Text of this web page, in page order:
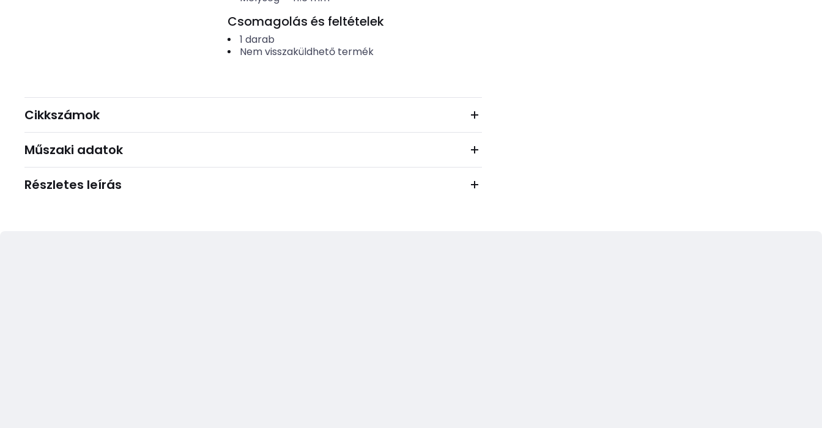
Csomagolás és feltételek
1 darab
Nem visszaküldhető termék
Cikkszámok
Műszaki adatok
Részletes leírás